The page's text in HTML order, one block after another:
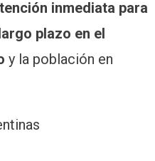
inmediata para
plazo en el
y la población en